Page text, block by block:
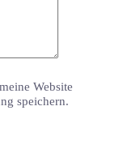
Website
speichern.